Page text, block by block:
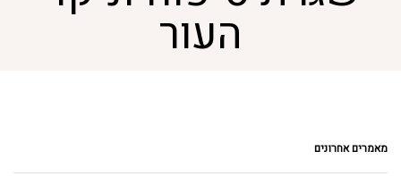
העור
מאמרים אחרונים